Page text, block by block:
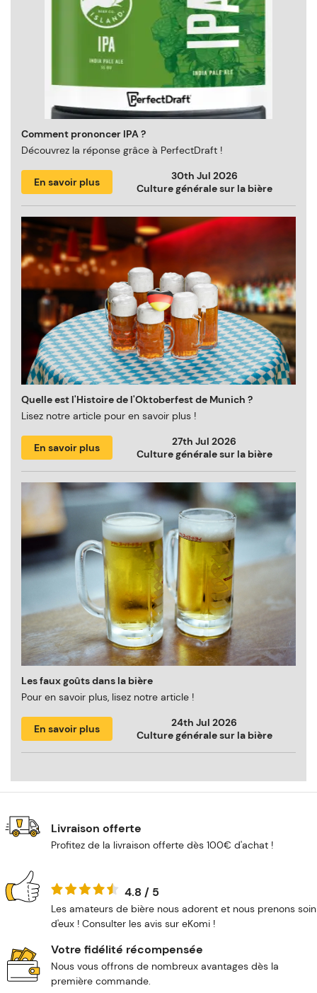
Comment prononcer IPA ?
Découvrez la réponse grâce à PerfectDraft !
En savoir plus
30th Jul 2026
Culture générale sur la bière
Quelle est l'Histoire de l'Oktoberfest de Munich ?
Lisez notre article pour en savoir plus !
En savoir plus
27th Jul 2026
Culture générale sur la bière
Les faux goûts dans la bière
Pour en savoir plus, lisez notre article !
En savoir plus
24th Jul 2026
Culture générale sur la bière
Livraison offerte
Profitez de la livraison offerte dès 100€ d'achat !
4.8 / 5
Les amateurs de bière nous adorent et nous prenons soin
d'eux ! Consulter les avis sur eKomi !
Votre fidélité récompensée
Nous vous offrons de nombreux avantages dès la
première commande.